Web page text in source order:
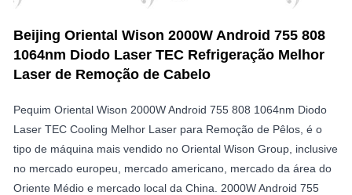
Beijing Oriental Wison 2000W Android 755 808
1064nm Diodo Laser TEC Refrigeração Melhor
Laser de Remoção de Cabelo
Pequim Oriental Wison 2000W Android 755 808 1064nm Diodo
Laser TEC Cooling Melhor Laser para Remoção de Pêlos, é o
tipo de máquina mais vendido no Oriental Wison Group, inclusive
no mercado europeu, mercado americano, mercado da área do
Oriente Médio e mercado local da China. 2000W Android 755